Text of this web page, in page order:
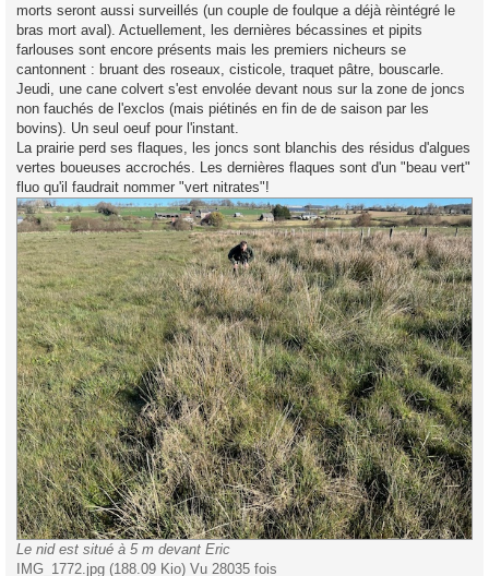
morts seront aussi surveillés (un couple de foulque a déjà rèintégré le
bras mort aval). Actuellement, les dernières bécassines et pipits
farlouses sont encore présents mais les premiers nicheurs se
cantonnent : bruant des roseaux, cisticole, traquet pâtre, bouscarle.
Jeudi, une cane colvert s'est envolée devant nous sur la zone de joncs
non fauchés de l'exclos (mais piétinés en fin de de saison par les
bovins). Un seul oeuf pour l'instant.
La prairie perd ses flaques, les joncs sont blanchis des résidus d'algues
vertes boueuses accrochés. Les dernières flaques sont d'un "beau vert"
fluo qu'il faudrait nommer "vert nitrates"!
Le nid est situé à 5 m devant Eric
IMG_1772.jpg (188.09 Kio) Vu 28035 fois